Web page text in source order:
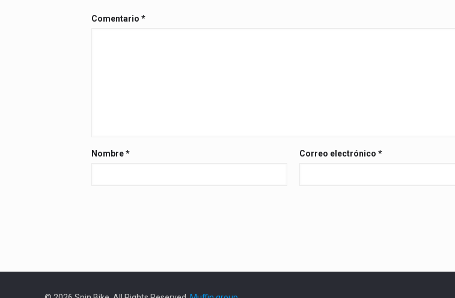
Comentario *
Nombre* Correo electrónico*